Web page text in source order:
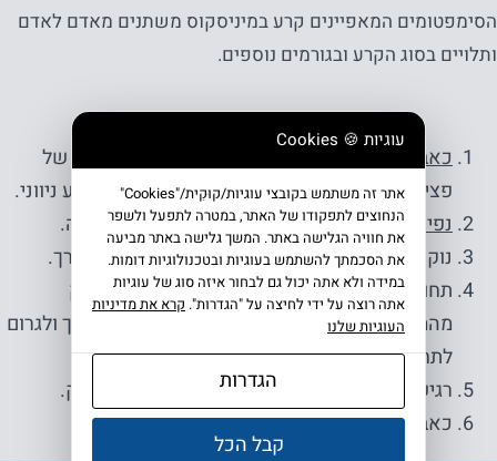
הסימפטומים המאפיינים קרע במיניסקוס משתנים מאדם לאדם
ותלויים בסוג הקרע ובגורמים נוספים.
כאב בברך
. הכאב יכול להיות חד ופתאומי במקרה של
פציעה חדה, או הדרגתי כמו במקרים רבים של קרע ניווני.
נפיחות בברך. נפיחות מופיעה לרוב לאחר הפציעה.
נוקשות בברך. קושי ביישור או כיפוף מלא של הברך.
תחושת "נעילה" של הברך. במקרים מסוימים, חלק
מהמיניסקוס הקרוע עלול להיתקע בין עצמות הברך ולגרום
לתחושת נעילה.
רגישות מקומית במישוש. בעיקר לאורך קו המפרק.
כאב בעת סיבוב הברך או ביצוע תנועות ספציפיות.
עוגיות 🍪 Cookies
אתר זה משתמש בקובצי עוגיות/קוּקִית/"Cookies"
הנחוצים לתפקודו של האתר, במטרה לתפעל ולשפר
את חוויה הגלישה באתר. המשך גלישה באתר מביעה
את הסכמתך להשתמש בעוגיות ובטכנולוגיות דומות.
במידה ולא אתה יכול גם לבחור איזה סוג של עוגיות
אתה רוצה על ידי לחיצה על "הגדרות". קרא את מדיניות
העוגיות שלנו
הגדרות
קבל הכל